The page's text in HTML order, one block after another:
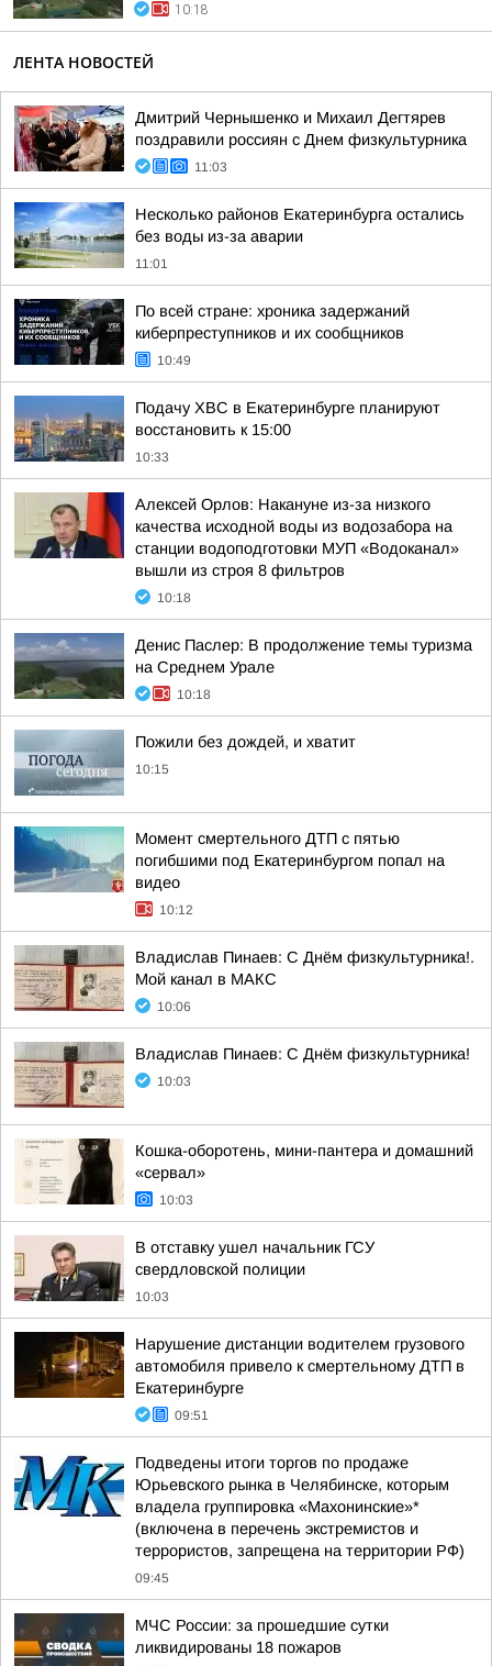
10:18
ЛЕНТА НОВОСТЕЙ
Дмитрий Чернышенко и Михаил Дегтярев
поздравили россиян с Днем физкультурника
11:03
Несколько районов Екатеринбурга остались
без воды из-за аварии
11:01
По всей стране: хроника задержаний
киберпреступников и их сообщников
10:49
Подачу ХВС в Екатеринбурге планируют
восстановить к 15:00
10:33
Алексей Орлов: Накануне из-за низкого
качества исходной воды из водозабора на
станции водоподготовки МУП «Водоканал»
вышли из строя 8 фильтров
10:18
Денис Паслер: В продолжение темы туризма
на Среднем Урале
10:18
Пожили без дождей, и хватит
10:15
Момент смертельного ДТП с пятью
погибшими под Екатеринбургом попал на
видео
10:12
Владислав Пинаев: С Днём физкультурника!.
Мой канал в МАКС
10:06
Владислав Пинаев: С Днём физкультурника!
10:03
Кошка-оборотень, мини-пантера и домашний
«сервал»
10:03
В отставку ушел начальник ГСУ
свердловской полиции
10:03
Нарушение дистанции водителем грузового
автомобиля привело к смертельному ДТП в
Екатеринбурге
09:51
Подведены итоги торгов по продаже
Юрьевского рынка в Челябинске, которым
владела группировка «Махонинские»*
(включена в перечень экстремистов и
террористов, запрещена на территории РФ)
09:45
МЧС России: за прошедшие сутки
ликвидированы 18 пожаров